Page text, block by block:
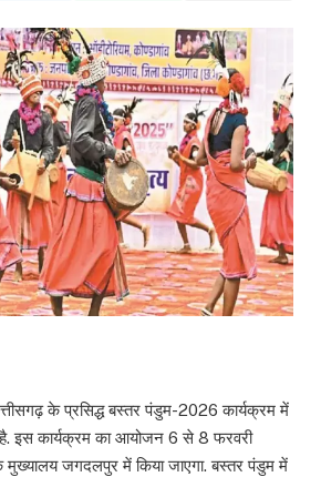
के प्रसिद्ध बस्तर पंडुम-2026 कार्यक्रम में
इस कार्यक्रम का आयोजन 6 से 8 फरवरी
जगदलपुर में किया जाएगा. बस्तर पंडुम में